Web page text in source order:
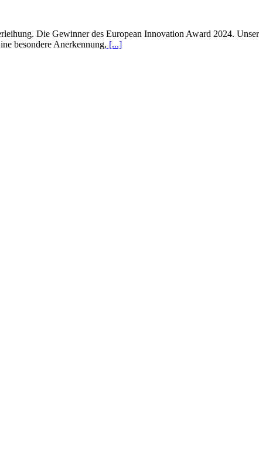
Die Gewinner des European Innovation Award 2024.
besondere Anerkennung, [...]